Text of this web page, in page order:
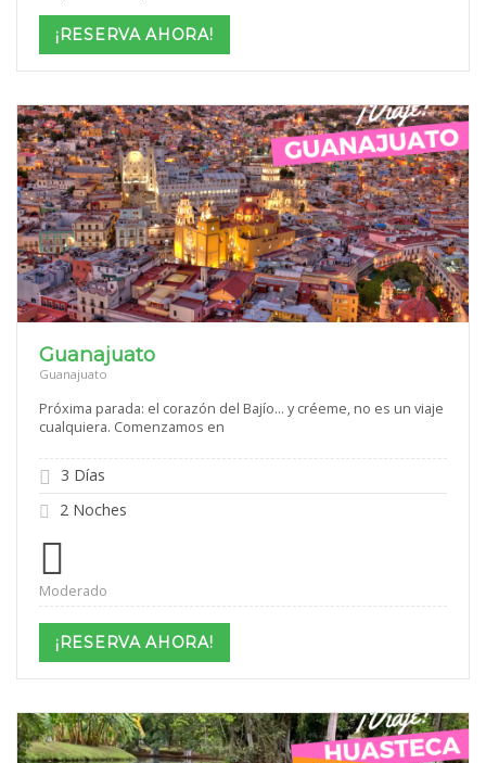
$1,069
through
$1,699
¡RESERVA AHORA!
Guanajuato
Guanajuato
Próxima parada: el corazón del Bajío… y créeme, no es un viaje
cualquiera. Comenzamos en
3 Días
2 Noches
Moderado
¡RESERVA AHORA!